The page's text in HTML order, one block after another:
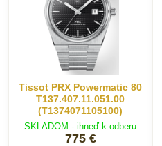
Tissot PRX Powermatic 80
T137.407.11.051.00
(T1374071105100)
SKLADOM - ihneď k odberu
775 €